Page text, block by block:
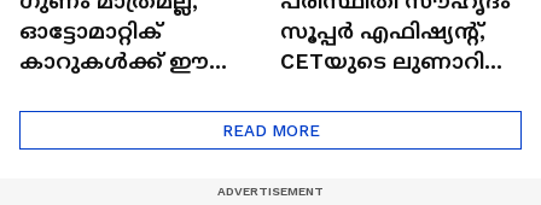
ഓട്ടോമാറ്റിക്
കാറുകൾക്ക് ഈ
സൂപ്പർ എഫിഷ്യന്റ്,
CETയുടെ ലുണാറിസ്
Eco Marathon 2025
READ MORE